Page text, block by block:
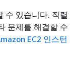
수 있습니다. 직렬
문제를 해결할 수
EC2 인스턴